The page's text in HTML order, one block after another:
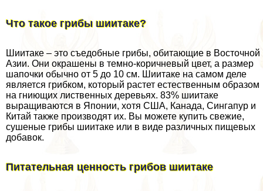
Что такое грибы шиитаке?
Шиитаке – это съедобные грибы, обитающие в Восточной
Азии. Они окрашены в темно-коричневый цвет, а размер
шапочки обычно от 5 до 10 см. Шиитаке на самом деле
является грибком, который растет естественным образом
на гниющих лиственных деревьях. 83% шиитаке
выращиваются в Японии, хотя США, Канада, Сингапур и
Китай также производят их. Вы можете купить свежие,
сушеные грибы шиитаке или в виде различных пищевых
добавок.
Питательная ценность грибов шиитаке